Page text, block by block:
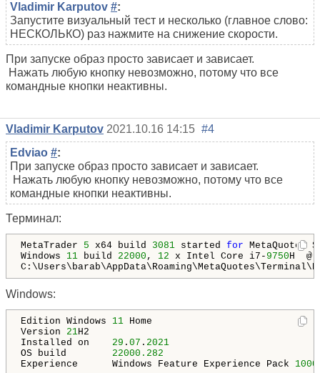
Vladimir Karputov #:
Запустите визуальный тест и несколько (главное слово:
НЕСКОЛЬКО) раз нажмите на снижение скорости.
При запуске образ просто зависает и зависает.
Нажать любую кнопку невозможно, потому что все
командные кнопки неактивны.
Vladimir Karputov 2021.10.16 14:15 #4
Edviao #:
При запуске образ просто зависает и зависает.
Нажать любую кнопку невозможно, потому что все
командные кнопки неактивны.
Терминал:
MetaTrader 5 x64 build 3081 started for MetaQuotes
Windows 11 build 22000 , 12 x Intel Core i7- 9750H  @
Windows:
Edition Windows 11 Home
Version 21H2
Installed on    ‎ 29 .‎ 07 .‎ 2021
OS build 22000.282
Experience      Windows Feature Experience Pack